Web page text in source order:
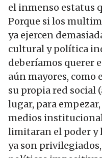
el inmenso estatus
Porque si los
ya ejercen
cultural y política
deberíamos querer
aún mayores, como
su propia red social
lugar, para
medios
limitaran el poder y
ya son